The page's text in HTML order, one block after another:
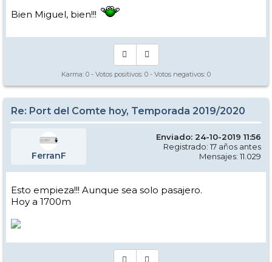
Bien Miguel, bien!!!
Karma: 0 - Votos positivos: 0 - Votos negativos: 0
Re: Port del Comte hoy, Temporada 2019/2020
FerranF
Enviado: 24-10-2019 11:56
Registrado: 17 años antes
Mensajes: 11.029
Esto empieza!!! Aunque sea solo pasajero.
Hoy a 1700m